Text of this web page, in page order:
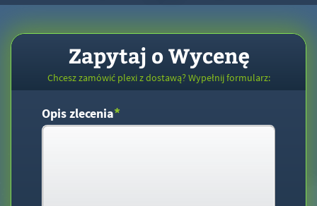
Zapytaj o Wycenę
Chcesz zamówić plexi z dostawą? Wypełnij formularz:
Opis zlecenia*